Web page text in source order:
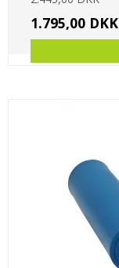
1.795,00 DKK